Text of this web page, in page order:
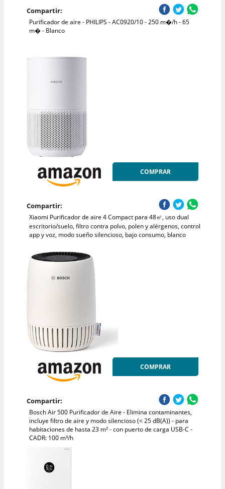
Compartir:
Purificador de aire - PHILIPS - AC0920/10 - 250 m�/h - 65
m� - Blanco
COMPRAR
Compartir:
Xiaomi Purificador de aire 4 Compact para 48㎡, uso dual
escritorio/suelo, filtro contra polvo, polen y alérgenos, control
app y voz, modo sueño silencioso, bajo consumo, blanco
COMPRAR
Compartir:
Bosch Air 500 Purificador de Aire - Elimina contaminantes,
incluye filtro de aire y modo silencioso (< 25 dB(A)) - para
habitaciones de hasta 23 m² - con puerto de carga USB-C -
CADR: 100 m³/h